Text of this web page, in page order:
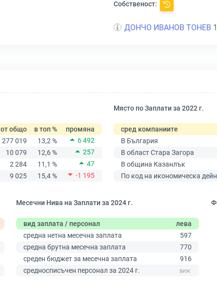
Собственост:
ДОНЧО ИВАНОВ ТОНЕВ
от общо в топ %
промяна
277 019 13,2 %
6 492
10 079 12,6 %
257
2 284 11,1 %
47
9 025 15,4 % -1 195
Място по Заплати за 2022 г.
сред компаниите
В България
В област Стара Загора
В община Казанлък
По код на икономическа
Месечни Нива на Заплати за 2024 г.
вид заплата / персонал
лева
средна нетна месечна заплата
597
средна брутна месечна заплата
770
среден бюджет за месечна заплата
916
средносписъчен персонал за 2024 г.